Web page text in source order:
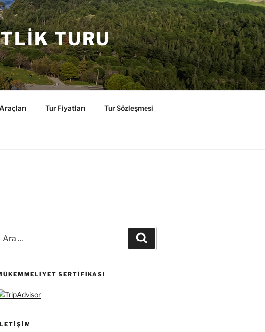
TURU
Tur Fiyatları Tur Sözleşmesi
SERTIFIKASI